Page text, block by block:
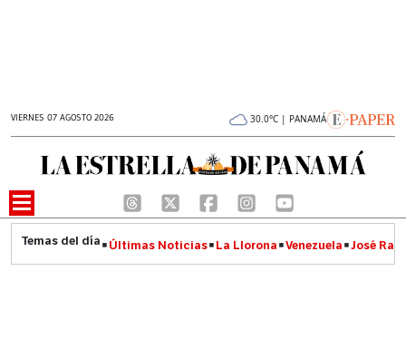
VIERNES 07 AGOSTO 2026 30.0°C | PANAMÁ
Últimas Noticias La Llorona Venezuela José